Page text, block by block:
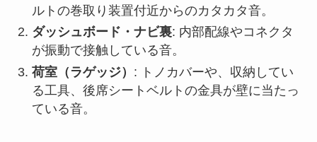
ルトの巻取り装置付近からのカタカタ音。
ダッシュボード・ナビ裏: 内部配線やコネクタ
が振動で接触している音。
荷室（ラゲッジ） : トノカバーや、収納してい
る工具、後席シートベルトの金具が壁に当たっ
ている音。